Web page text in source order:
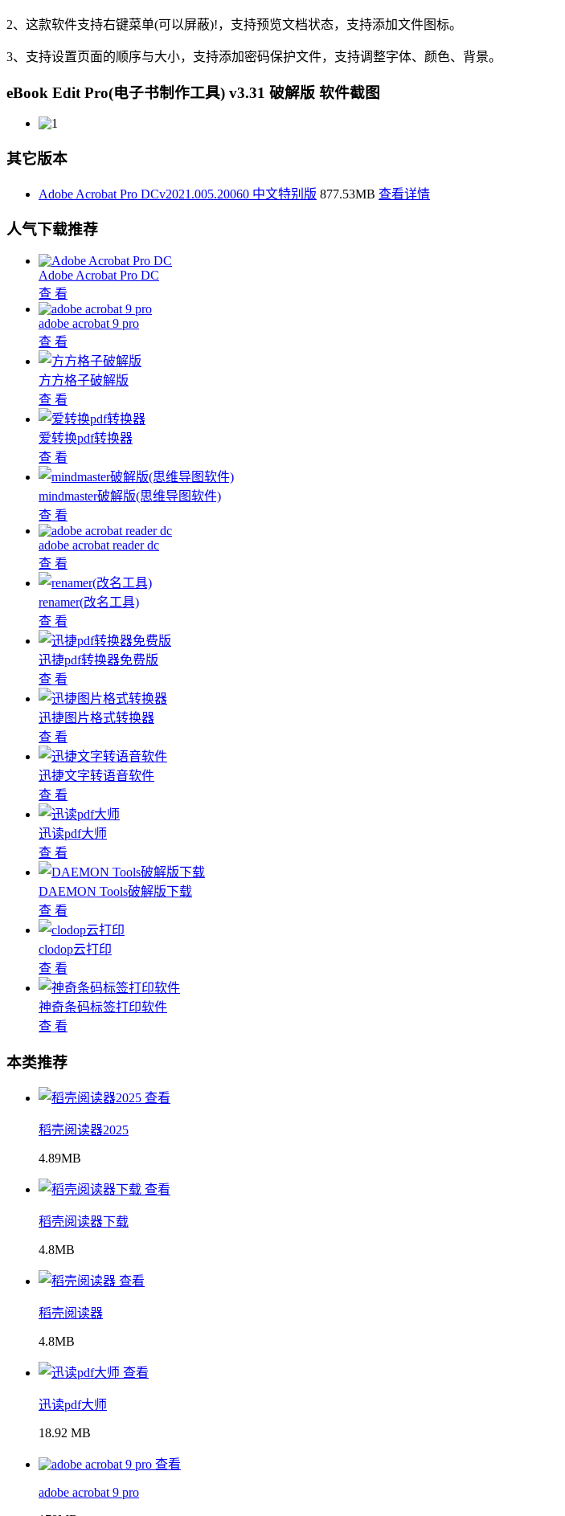
2、这款软件支持右键菜单(可以屏蔽)!，支持预览文档状态，支持添加文件图标。
3、支持设置页面的顺序与大小，支持添加密码保护文件，支持调整字体、颜色、背景。
eBook Edit Pro(电子书制作工具) v3.31 破解版 软件截图
其它版本
Adobe Acrobat Pro DCv2021.005.20060 中文特别版 877.53MB 查看详情
人气下载推荐
Adobe Acrobat Pro DC
查 看
adobe acrobat 9 pro
查 看
方方格子破解版
查 看
爱转换pdf转换器
查 看
mindmaster破解版(思维导图软件)
查 看
adobe acrobat reader dc
查 看
renamer(改名工具)
查 看
迅捷pdf转换器免费版
查 看
迅捷图片格式转换器
查 看
迅捷文字转语音软件
查 看
迅读pdf大师
查 看
DAEMON Tools破解版下载
查 看
clodop云打印
查 看
神奇条码标签打印软件
查 看
本类推荐
查看
稻壳阅读器2025
4.89MB
查看
稻壳阅读器下载
4.8MB
查看
稻壳阅读器
4.8MB
查看
迅读pdf大师
18.92 MB
查看
adobe acrobat 9 pro